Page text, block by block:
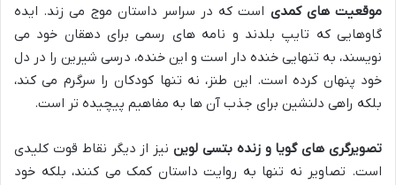
موقعیت های کمدی است که در سراسر داستان موج می زند. ایده
گاوهایی که تایپ بلدند و نامه های رسمی برای دهقان خود می
نویسند، به تنهایی خنده دار است و این خنده، درسی شیرین را در دل
خود پنهان کرده است. این طنز، نه تنها کودکان را سرگرم می کند،
بلکه راهی دلنشین برای جذب آن ها به مفاهیم پیچیده تر است.
تصویرگری های گویا و زنده بتسی لوین نیز از دیگر نقاط قوت کلیدی
است. تصاویر نه تنها به روایت داستان کمک می کنند، بلکه خود